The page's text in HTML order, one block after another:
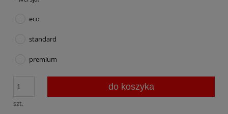
eco
standard
premium
szt.
do koszyka